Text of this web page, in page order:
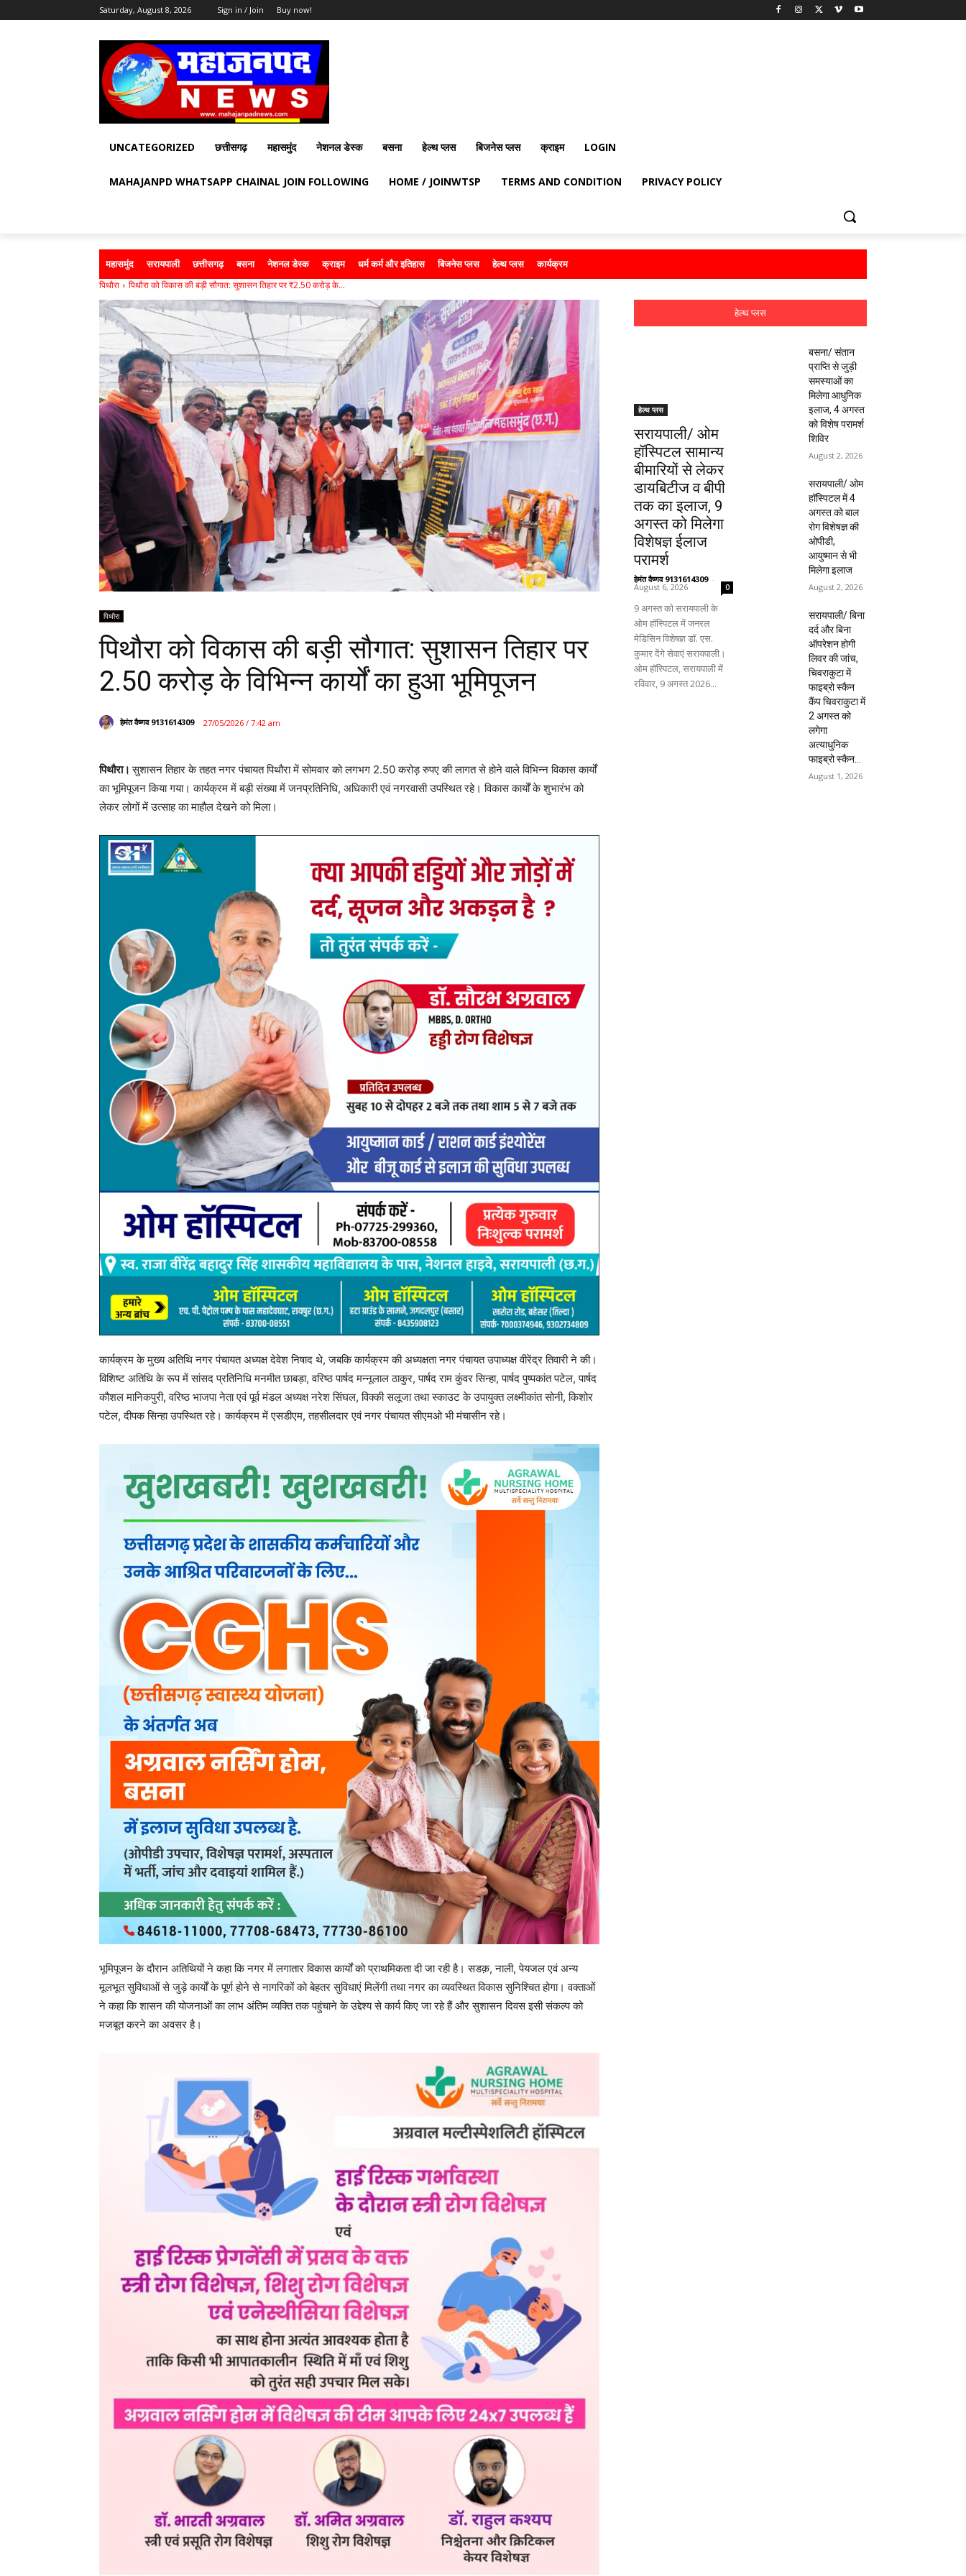
Saturday, August 8, 2026 Sign in / Join Buy now!
UNCATEGORIZED छत्तीसगढ़ महासमुंद नेशनल डेस्क बसना हेल्थ प्लस बिजनेस प्लस क्राइम LOGIN
MAHAJANPD WHATSAPP CHAINAL JOIN FOLLOWING HOME / JOINWTSP TERMS AND CONDITION PRIVACY POLICY
महासमुंद सरायपाली छत्तीसगढ़ बसना नेशनल डेस्क क्राइम धर्म कर्म और इतिहास बिजनेस प्लस हेल्थ प्लस कार्यक्रम
पिथौरा पिथौरा को विकास की बड़ी सौगात: सुशासन तिहार पर ₹2.50 करोड़ के...
पिथौरा
पिथौरा को विकास की बड़ी सौगात: सुशासन तिहार पर
₹2.50 करोड़ के विभिन्न कार्यों का हुआ भूमिपूजन
हेमंत वैष्णव 9131614309 27/05/2026 / 7:42 am
पिथौरा।सुशासन तिहार के तहत नगर पंचायत पिथौरा में सोमवार को लगभग 2.50 करोड़ रुपए की लागत से होने वाले विभिन्न विकास कार्यों
का भूमिपूजन किया गया। कार्यक्रम में बड़ी संख्या में जनप्रतिनिधि, अधिकारी एवं नगरवासी उपस्थित रहे। विकास कार्यों के शुभारंभ को
लेकर लोगों में उत्साह का माहौल देखने को मिला।
कार्यक्रम के मुख्य अतिथि नगर पंचायत अध्यक्ष देवेश निषाद थे, जबकि कार्यक्रम की अध्यक्षता नगर पंचायत उपाध्यक्ष वीरेंद्र तिवारी ने की।
विशिष्ट अतिथि के रूप में सांसद प्रतिनिधि मनमीत छाबड़ा, वरिष्ठ पार्षद मन्नूलाल ठाकुर, पार्षद राम कुंवर सिन्हा, पार्षद पुष्पकांत पटेल, पार्षद
कौशल मानिकपुरी, वरिष्ठ भाजपा नेता एवं पूर्व मंडल अध्यक्ष नरेश सिंघल, विक्की सलूजा तथा स्काउट के उपायुक्त लक्ष्मीकांत सोनी, किशोर
पटेल, दीपक सिन्हा उपस्थित रहे। कार्यक्रम में एसडीएम, तहसीलदार एवं नगर पंचायत सीएमओ भी मंचासीन रहे।
भूमिपूजन के दौरान अतिथियों ने कहा कि नगर में लगातार विकास कार्यों को प्राथमिकता दी जा रही है। सडक़, नाली, पेयजल एवं अन्य
मूलभूत सुविधाओं से जुड़े कार्यों के पूर्ण होने से नागरिकों को बेहतर सुविधाएं मिलेंगी तथा नगर का व्यवस्थित विकास सुनिश्चित होगा। वक्ताओं
ने कहा कि शासन की योजनाओं का लाभ अंतिम व्यक्ति तक पहुंचाने के उद्देश्य से कार्य किए जा रहे हैं और सुशासन दिवस इसी संकल्प को
मजबूत करने का अवसर है।
कार्यक्रम में अतिथियों ने विकास कार्यों के लिए नगर पंचायत की पहल की सराहना करते हुए कहा कि जनसहभागिता के माध्यम से नगर को
स्वच्छ, सुंदर एवं सुविधायुक्त बनाने की दिशा में लगातार प्रयास जारी रहेंगे। इस दौरान उपस्थित जनप्रतिनिधियों एवं अधिकारियों ने
नागरिकों से विकास कार्यों में सहयोग की अपील भी की। कार्यक्रम स्थल पर बड़ी संख्या में स्थानीय नागरिक, पार्षदगण, समाजसेवी, भाजपा
कार्यकर्ता एवं नगर पंचायत के अधिकारी-कर्मचारी उपस्थित रहे। भूमिपूजन के पश्चात अतिथियों का स्वागत एवं सम्मान भी किया गया।
post views6
Share
ADV.
हेल्थ प्लस
हेल्थ प्लस
सरायपाली/ ओम
हॉस्पिटल सामान्य
बीमारियों से लेकर
डायबिटीज व बीपी
तक का इलाज, 9
अगस्त को मिलेगा
विशेषज्ञ ईलाज
परामर्श
हेमंत वैष्णव 9131614309 -
August 6, 2026 0
9 अगस्त को सरायपाली के
ओम हॉस्पिटल में जनरल
मेडिसिन विशेषज्ञ डॉ. एस.
कुमार देंगे सेवाएं सरायपाली।
ओम हॉस्पिटल, सरायपाली में
रविवार, 9 अगस्त 2026...
बसना/ संतान
प्राप्ति से जुड़ी
समस्याओं का
मिलेगा आधुनिक
इलाज, 4 अगस्त
को विशेष परामर्श
शिविर
August 2, 2026
सरायपाली/ ओम
हॉस्पिटल में 4
अगस्त को बाल
रोग विशेषज्ञ की
ओपीडी,
आयुष्मान से भी
मिलेगा इलाज
August 2, 2026
सरायपाली/ बिना
दर्द और बिना
ऑपरेशन होगी
लिवर की जांच,
चिवराकुटा में
फाइब्रो स्कैन
कैंप चिवराकुटा में
2 अगस्त को
लगेगा
अत्याधुनिक
फाइब्रो स्कैन...
August 1, 2026